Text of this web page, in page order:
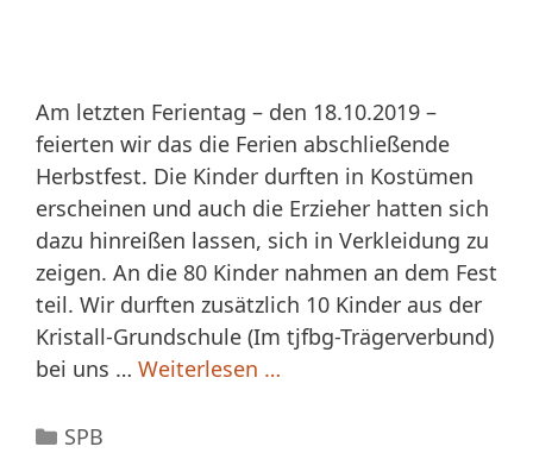
Am letzten Ferientag – den 18.10.2019 –
feierten wir das die Ferien abschließende
Herbstfest. Die Kinder durften in Kostümen
erscheinen und auch die Erzieher hatten sich
dazu hinreißen lassen, sich in Verkleidung zu
zeigen. An die 80 Kinder nahmen an dem Fest
teil. Wir durften zusätzlich 10 Kinder aus der
Kristall-Grundschule (Im tjfbg-Trägerverbund)
bei uns … Weiterlesen …
Kategorien
SPB